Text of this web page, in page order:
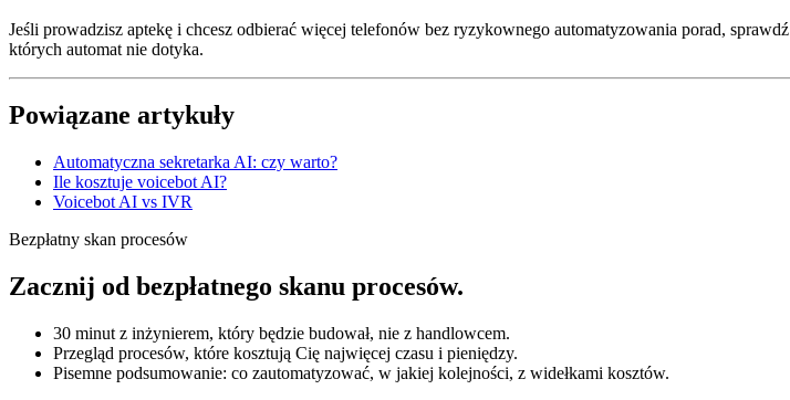
Jeśli prowadzisz aptekę i chcesz odbierać więcej telefonów bez ryzykownego automatyzowania porad, sprawdź
których automat nie dotyka.
Powiązane artykuły
Automatyczna sekretarka AI: czy warto?
Ile kosztuje voicebot AI?
Voicebot AI vs IVR
Bezpłatny skan procesów
Zacznij od bezpłatnego skanu procesów.
30 minut z inżynierem, który będzie budował, nie z handlowcem.
Przegląd procesów, które kosztują Cię najwięcej czasu i pieniędzy.
Pisemne podsumowanie: co zautomatyzować, w jakiej kolejności, z widełkami kosztów.